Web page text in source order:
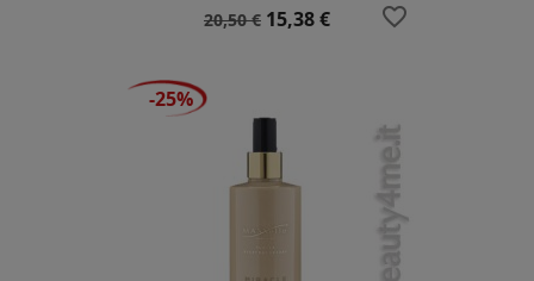
Prezzo
20,50 € Prezzo
15,38 € favorite_border
-25%